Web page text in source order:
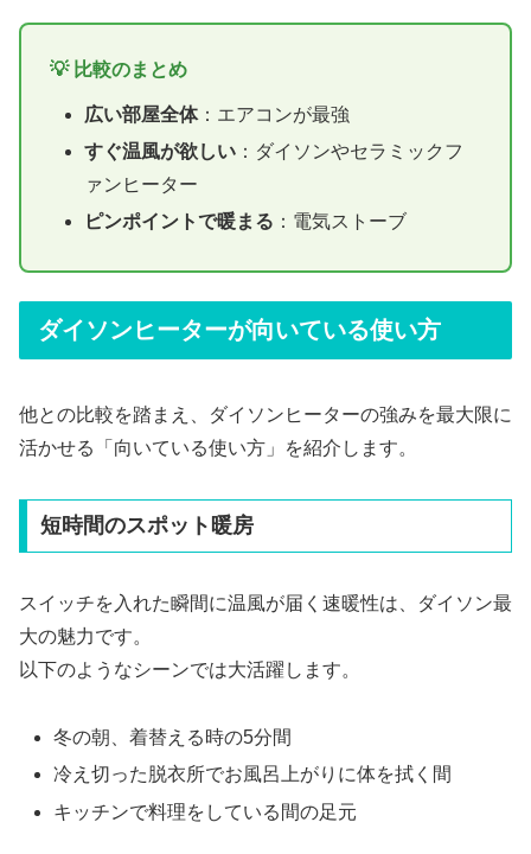
💡 比較のまとめ
広い部屋全体：エアコンが最強
すぐ温風が欲しい ：ダイソンやセラミックフ
ァンヒーター
ピンポイントで暖まる ：電気ストーブ
ダイソンヒーターが向いている使い方
他との比較を踏まえ、ダイソンヒーターの強みを最大限に
活かせる「向いている使い方」を紹介します。
短時間のスポット暖房
スイッチを入れた瞬間に温風が届く速暖性は、ダイソン最
大の魅力です。
以下のようなシーンでは大活躍します。
冬の朝、着替える時の5分間
冷え切った脱衣所でお風呂上がりに体を拭く間
キッチンで料理をしている間の足元